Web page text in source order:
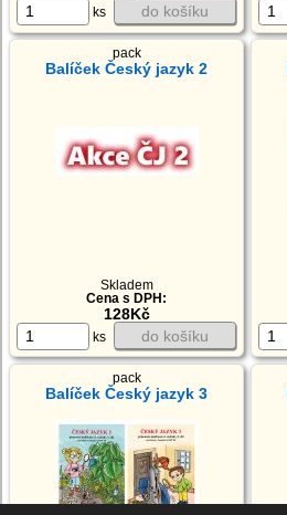
ks do košíku
pack
Balíček Český jazyk 2
Skladem
Cena s DPH:
128Kč
ks do košíku
pack
Balíček Český jazyk 3